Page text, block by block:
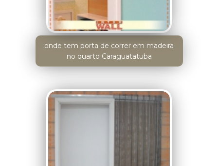
onde tem porta de correr em madeira
no quarto Caraguatatuba